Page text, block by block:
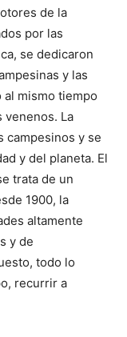
de la
por las
se dedicaron
y las
mismo tiempo
venenos. La
campesinos y se
y del planeta. El
trata de un
1900, la
altamente
y de
todo lo
recurrir a